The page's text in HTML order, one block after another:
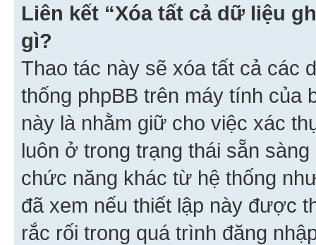
Liên kết “Xóa tất cả dữ liệu
gì?
Thao tác này sẽ xóa tất cả các
thống phpBB trên máy tính của
này là nhằm giữ cho việc xác
luôn ở trong trạng thái sẵn
chức năng khác từ hệ thống
đã xem nếu thiết lập này được
rắc rối trong quá trình đăng